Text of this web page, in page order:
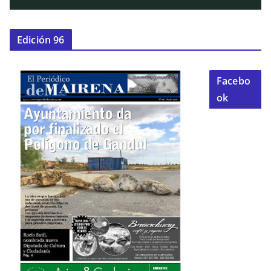
Edición 96
Facebo
ok